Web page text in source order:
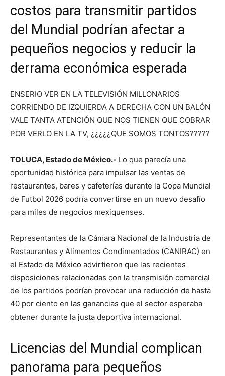
costos para transmitir partidos
del Mundial podrían afectar a
pequeños negocios y reducir la
derrama económica esperada
ENSERIO VER EN LA TELEVISIÓN MILLONARIOS
CORRIENDO DE IZQUIERDA A DERECHA CON UN BALÓN
VALE TANTA ATENCIÓN QUE NOS TIENEN QUE COBRAR
POR VERLO EN LA TV, ¿¿¿¿¿QUE SOMOS TONTOS?????
TOLUCA, Estado de México.- Lo que parecía una
oportunidad histórica para impulsar las ventas de
restaurantes, bares y cafeterías durante la Copa Mundial
de Futbol 2026 podría convertirse en un nuevo desafío
para miles de negocios mexiquenses.
Representantes de la Cámara Nacional de la Industria de
Restaurantes y Alimentos Condimentados (CANIRAC) en
el Estado de México advirtieron que las recientes
disposiciones relacionadas con la transmisión comercial
de los partidos podrían provocar una reducción de hasta
40 por ciento en las ganancias que el sector esperaba
obtener durante la justa deportiva internacional.
Licencias del Mundial complican
panorama para pequeños